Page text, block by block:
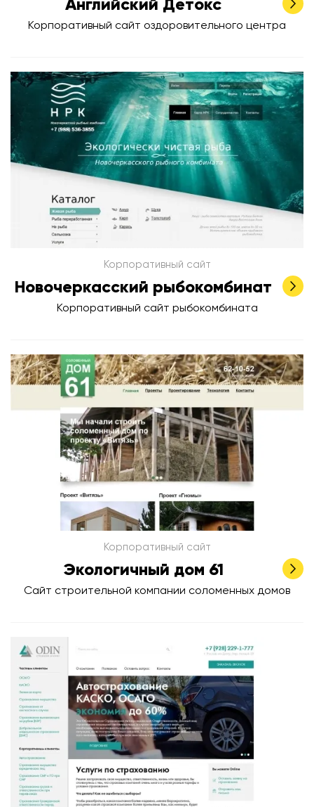
Английский Детокс
Корпоративный сайт оздоровительного центра
Корпоративный сайт
Новочеркасский рыбокомбинат
Корпоративный сайт рыбокомбината
Корпоративный сайт
Экологичный дом 61
Сайт строительной компании соломенных домов